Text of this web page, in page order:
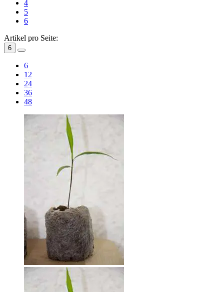
4
5
6
Artikel pro Seite:
6
6
12
24
36
48